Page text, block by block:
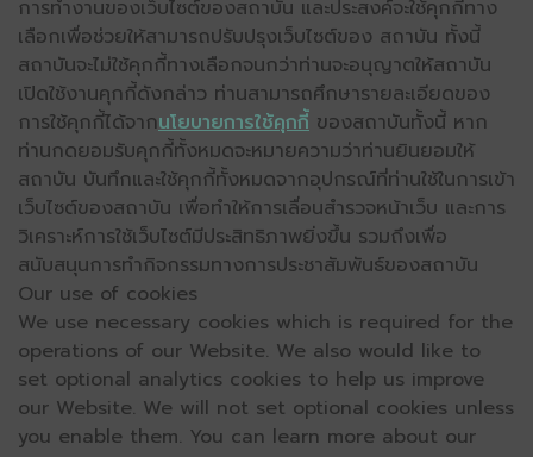
การทำงานของเว็บไซต์ของสถาบัน และประสงค์จะใช้คุกกี้ทาง
เลือกเพื่อช่วยให้สามารถปรับปรุงเว็บไซต์ของ สถาบัน ทั้งนี้
สถาบันจะไม่ใช้คุกกี้ทางเลือกจนกว่าท่านจะอนุญาตให้สถาบัน
เปิดใช้งานคุกกี้ดังกล่าว ท่านสามารถศึกษารายละเอียดของ
การใช้คุกกี้ได้จากนโยบายการใช้คุกกี้ ของสถาบันทั้งนี้ หาก
ท่านกดยอมรับคุกกี้ทั้งหมดจะหมายความว่าท่านยินยอมให้
สถาบัน บันทึกและใช้คุกกี้ทั้งหมดจากอุปกรณ์ที่ท่านใช้ในการเข้า
เว็บไซต์ของสถาบัน เพื่อทำให้การเลื่อนสำรวจหน้าเว็บ และการ
วิเคราะห์การใช้เว็บไซต์มีประสิทธิภาพยิ่งขึ้น รวมถึงเพื่อ
สนับสนุนการทำกิจกรรมทางการประชาสัมพันธ์ของสถาบัน
Our use of cookies
We use necessary cookies which is required for the
operations of our Website. We also would like to
set optional analytics cookies to help us improve
our Website. We will not set optional cookies unless
you enable them. You can learn more about our